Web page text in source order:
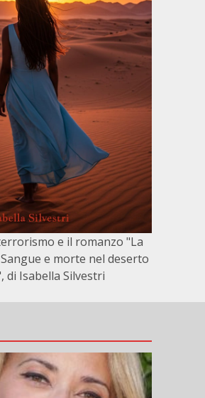
e il romanzo "La
e morte nel deserto
di Isabella Silvestri